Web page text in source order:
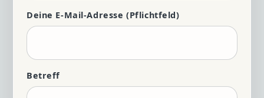
Deine E-Mail-Adresse (Pflichtfeld)
Betreff